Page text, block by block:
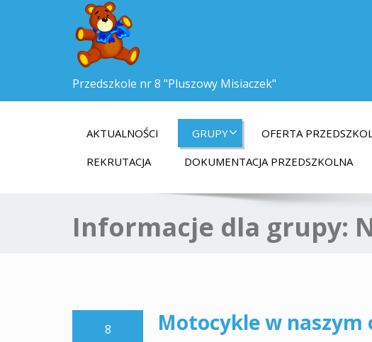
Przedszkole nr 8 "Pluszowy Misiaczek"
AKTUALNOŚCI GRUPY OFERTA
REKRUTACJA
DOKUMENTACJA PRZEDSZKOLNA
Informacje dla grupy:
8
Motocykle w naszym